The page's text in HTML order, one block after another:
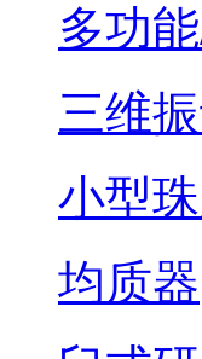
多功
三维
小型
均质器